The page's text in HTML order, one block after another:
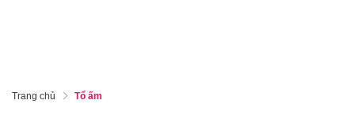
Trang chủ Tổ ấm